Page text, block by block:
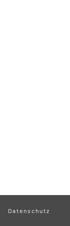
Datenschutz